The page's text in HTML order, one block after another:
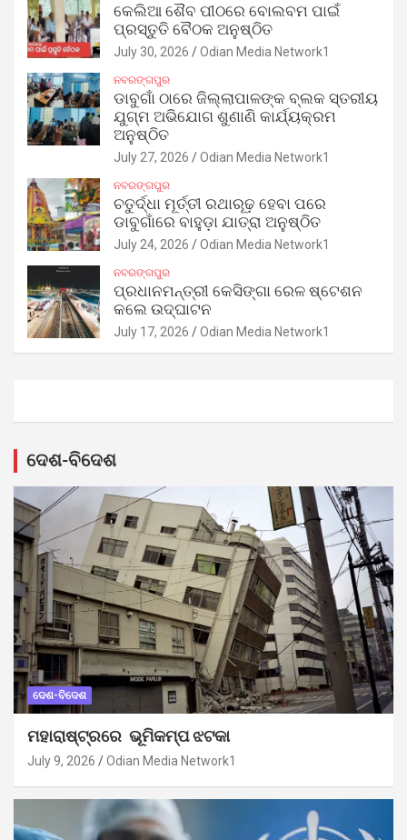
କେଲିଆ ଶୈବ ପୀଠରେ ବୋଲବମ ପାଇଁ
ପ୍ରସ୍ତୁତି ବୈଠକ ଅନୁଷ୍ଠିତ
July 30, 2026 Odian Media Network1
ନବରଙ୍ଗପୁର
ଡାବୁଗାଁ ଠାରେ ଜିଲ୍ଲାପାଳଙ୍କ ବ୍ଲକ ସ୍ତରୀୟ
ଯୁଗ୍ମ ଅଭିଯୋଗ ଶୁଣାଣି କାର୍ଯ୍ୟକ୍ରମ
ଅନୁଷ୍ଠିତ
July 27, 2026 Odian Media Network1
ନବରଙ୍ଗପୁର
ଚତୁର୍ଦ୍ଧା ମୂର୍ତ୍ତୀ ରଥାରୂଢ଼ ହେବା ପରେ
ଡାବୁଗାଁରେ ବାହୁଡ଼ା ଯାତ୍ରା ଅନୁଷ୍ଠିତ
July 24, 2026 Odian Media Network1
ନବରଙ୍ଗପୁର
ପ୍ରଧାନମନ୍ତ୍ରୀ କେସିଙ୍ଗା ରେଳ ଷ୍ଟେଶନ
କଲେ ଉଦ୍‌ଘାଟନ
July 17, 2026 Odian Media Network1
ଦେଶ-ବିଦେଶ
ଦେଶ-ବିଦେଶ
ମହାରାଷ୍ଟ୍ରରେ ଭୂମିକମ୍ପ ଝଟକା
July 9, 2026 Odian Media Network1